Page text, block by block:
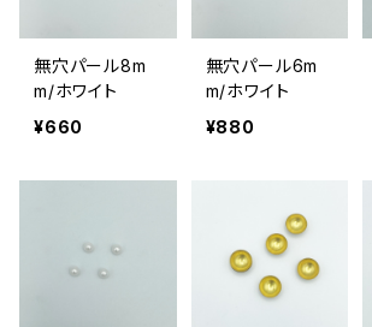
無穴パール8m
m/ホワイト
¥660
無穴パール6m
m/ホワイト
¥880